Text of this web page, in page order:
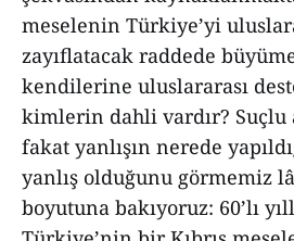
meselenin Türkiye’yi
zayıflatacak raddede
kendilerine uluslararası
kimlerin dahli vardır?
fakat yanlışın nerede
yanlış olduğunu görmemiz
boyutuna bakıyoruz: 60’lı